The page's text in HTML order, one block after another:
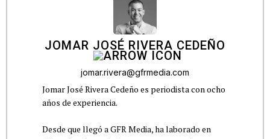
JOMAR JOSÉ RIVERA CEDEÑO
jomar.rivera@gfrmedia.com
Jomar José Rivera Cedeño es periodista con ocho
años de experiencia.
Desde que llegó a GFR Media, ha laborado en